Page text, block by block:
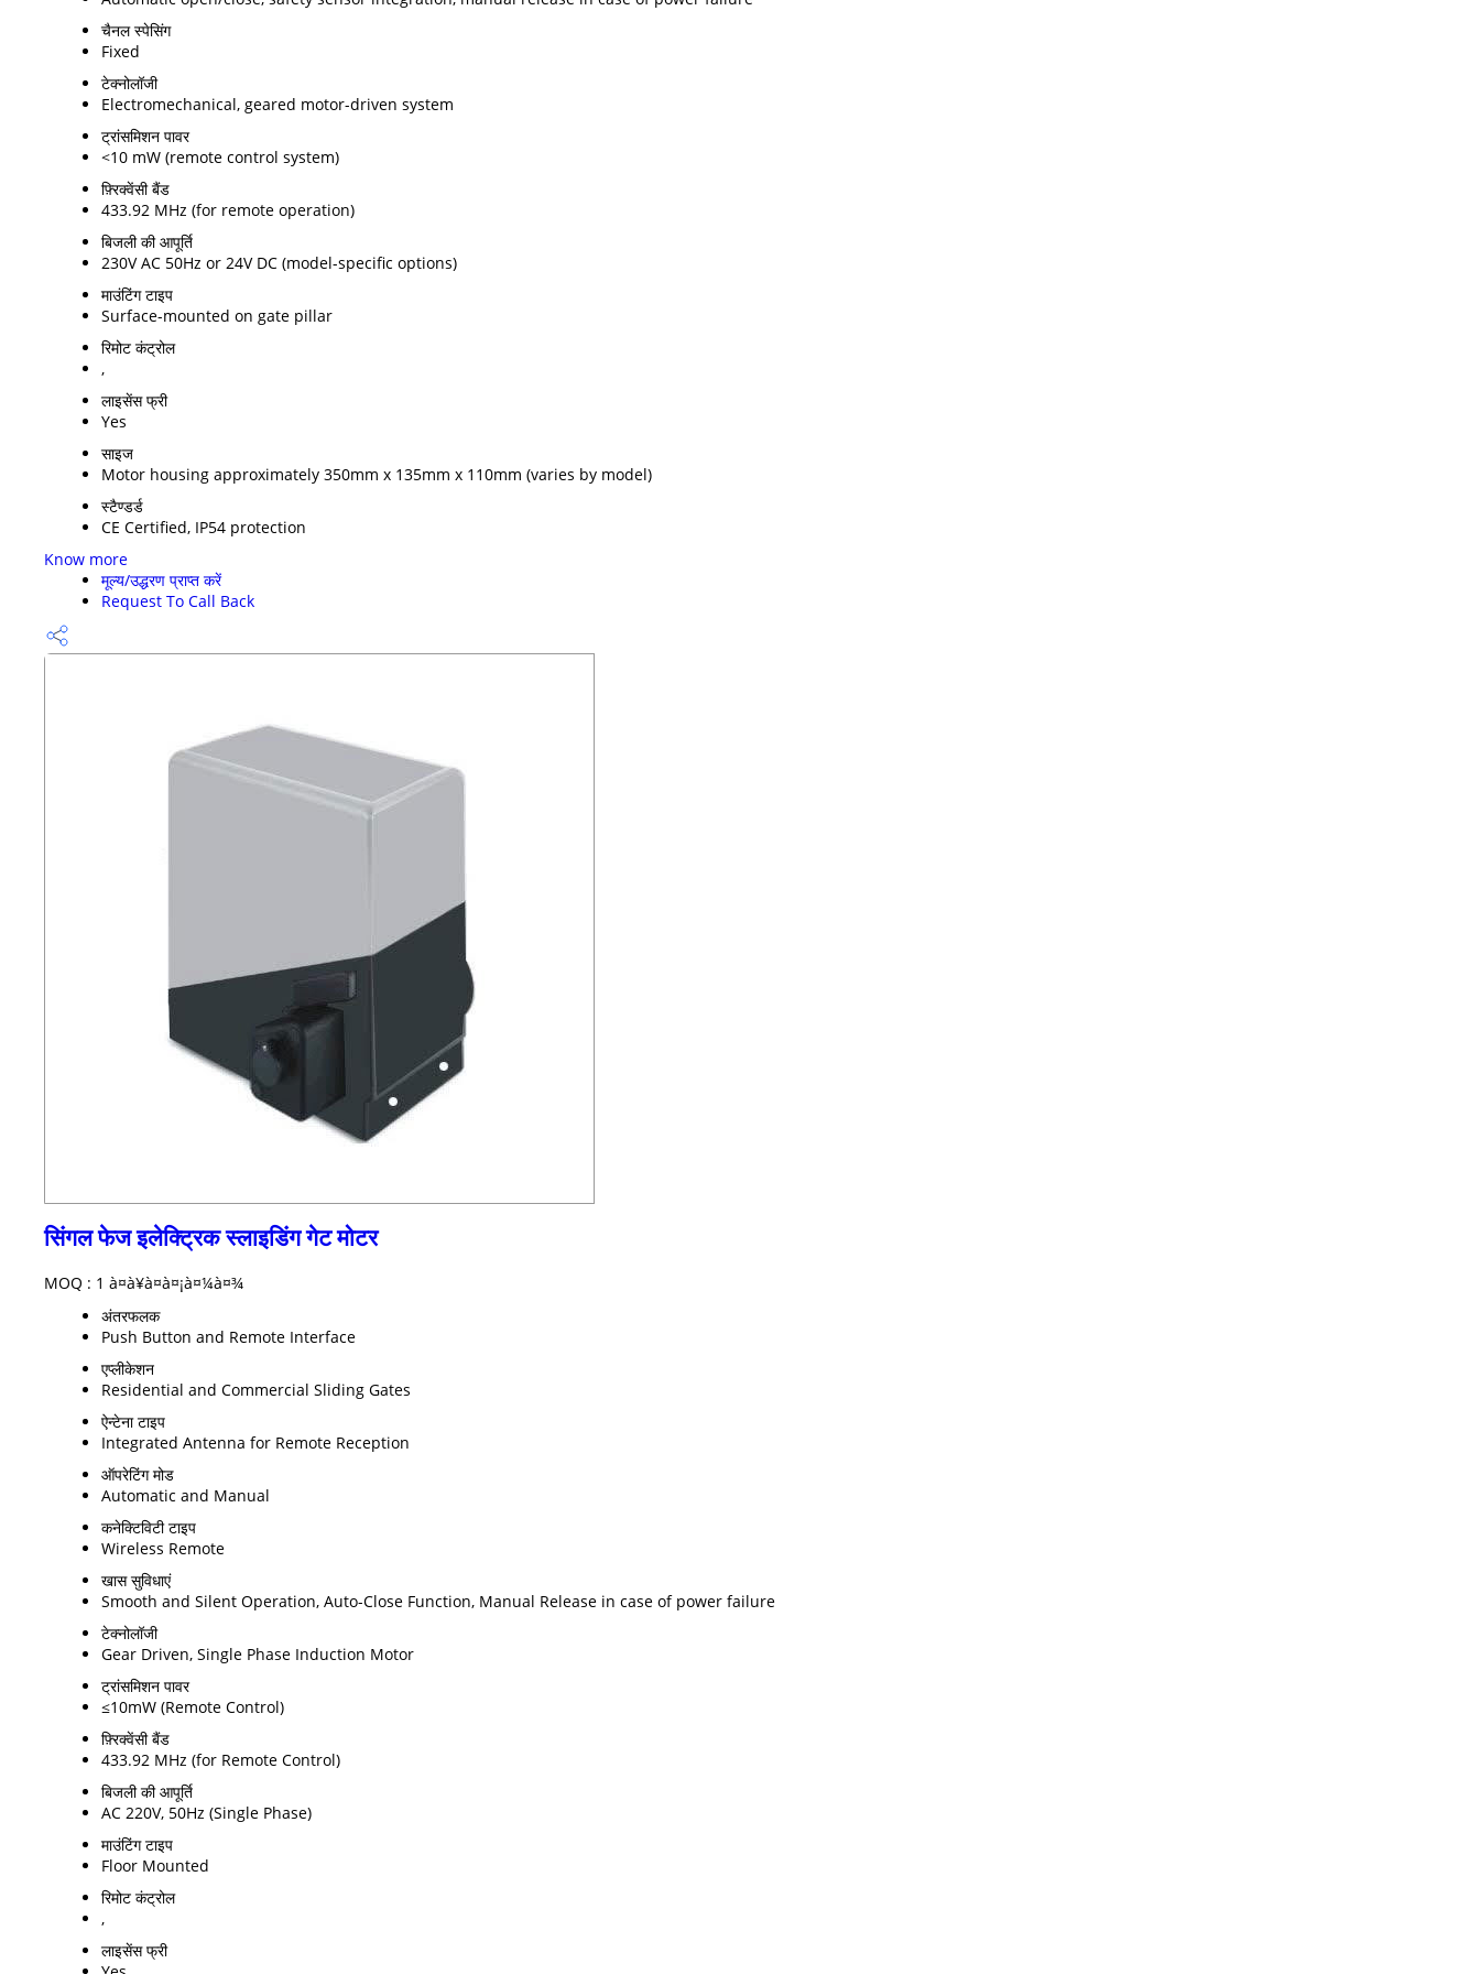
चैनल स्पेसिंग
Fixed
टेक्नोलॉजी
Electromechanical, geared motor-driven system
ट्रांसमिशन पावर
<10 mW (remote control system)
फ़्रिक्वेंसी बैंड
433.92 MHz (for remote operation)
बिजली की आपूर्ति
230V AC 50Hz or 24V DC (model-specific options)
माउंटिंग टाइप
Surface-mounted on gate pillar
रिमोट कंट्रोल
,
लाइसेंस फ्री
Yes
साइज
Motor housing approximately 350mm x 135mm x 110mm (varies by model)
स्टैण्डर्ड
CE Certified, IP54 protection
Know more
मूल्य/उद्धरण प्राप्त करें
Request To Call Back
सिंगल फेज इलेक्ट्रिक स्लाइडिंग गेट मोटर
MOQ : 1 à¤à¥à¤à¤¡à¤¼à¤¾
अंतरफलक
Push Button and Remote Interface
एप्लीकेशन
Residential and Commercial Sliding Gates
ऐन्टेना टाइप
Integrated Antenna for Remote Reception
ऑपरेटिंग मोड
Automatic and Manual
कनेक्टिविटी टाइप
Wireless Remote
खास सुविधाएं
Smooth and Silent Operation, Auto-Close Function, Manual Release in case of power failure
टेक्नोलॉजी
Gear Driven, Single Phase Induction Motor
ट्रांसमिशन पावर
≤10mW (Remote Control)
फ़्रिक्वेंसी बैंड
433.92 MHz (for Remote Control)
बिजली की आपूर्ति
AC 220V, 50Hz (Single Phase)
माउंटिंग टाइप
Floor Mounted
रिमोट कंट्रोल
,
लाइसेंस फ्री